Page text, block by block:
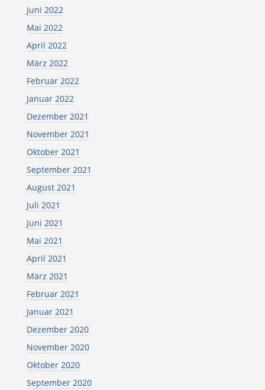
Juni 2022
Mai 2022
April 2022
März 2022
Februar 2022
Januar 2022
Dezember 2021
November 2021
Oktober 2021
September 2021
August 2021
Juli 2021
Juni 2021
Mai 2021
April 2021
März 2021
Februar 2021
Januar 2021
Dezember 2020
November 2020
Oktober 2020
September 2020